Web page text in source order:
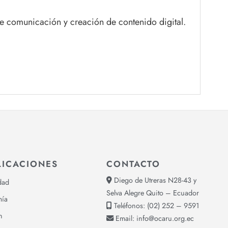
comunicación y creación de contenido digital.
CONTACTO
Diego de Utreras N28-43 y
Selva Alegre Quito – Ecuador
Teléfonos: (02) 252 – 9591
Email: info@ocaru.org.ec